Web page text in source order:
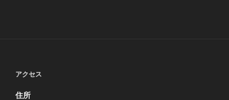
アクセス
住所